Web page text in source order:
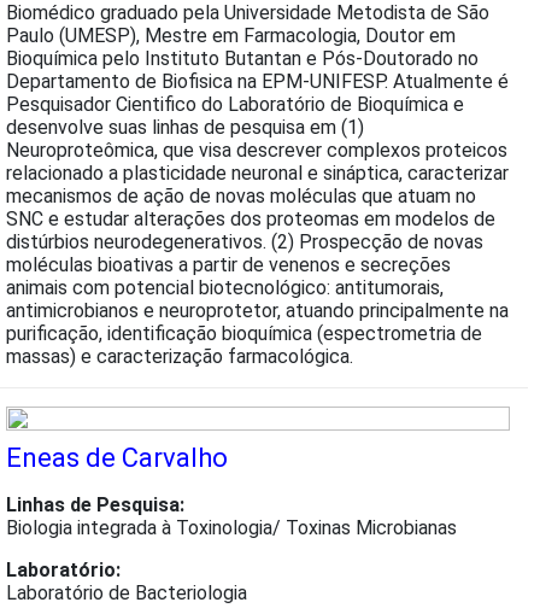
Biomédico graduado pela Universidade Metodista de São
Paulo (UMESP), Mestre em Farmacologia, Doutor em
Bioquímica pelo Instituto Butantan e Pós-Doutorado no
Departamento de Biofisica na EPM-UNIFESP. Atualmente é
Pesquisador Cientifico do Laboratório de Bioquímica e
desenvolve suas linhas de pesquisa em (1)
Neuroproteômica, que visa descrever complexos proteicos
relacionado a plasticidade neuronal e sináptica, caracterizar
mecanismos de ação de novas moléculas que atuam no
SNC e estudar alterações dos proteomas em modelos de
distúrbios neurodegenerativos. (2) Prospecção de novas
moléculas bioativas a partir de venenos e secreções
animais com potencial biotecnológico: antitumorais,
antimicrobianos e neuroprotetor, atuando principalmente na
purificação, identificação bioquímica (espectrometria de
massas) e caracterização farmacológica.
Eneas de Carvalho
Linhas de Pesquisa:
Biologia integrada à Toxinologia/ Toxinas Microbianas
Laboratório:
Laboratório de Bacteriologia